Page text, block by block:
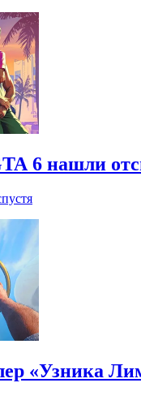
6 нашли
«Узника